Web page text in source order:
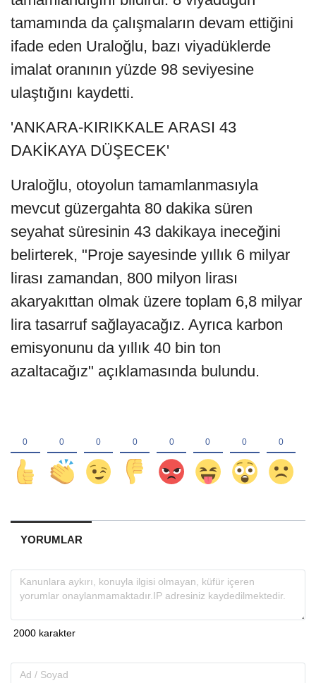
tamamında da çalışmaların devam ettiğini
ifade eden Uraloğlu, bazı viyadüklerde
imalat oranının yüzde 98 seviyesine
ulaştığını kaydetti.
'ANKARA-KIRIKKALE ARASI 43
DAKİKAYA DÜŞECEK'
Uraloğlu, otoyolun tamamlanmasıyla
mevcut güzergahta 80 dakika süren
seyahat süresinin 43 dakikaya ineceğini
belirterek, "Proje sayesinde yıllık 6 milyar
lirası zamandan, 800 milyon lirası
akaryakıttan olmak üzere toplam 6,8 milyar
lira tasarruf sağlayacağız. Ayrıca karbon
emisyonunu da yıllık 40 bin ton
azaltacağız" açıklamasında bulundu.
YORUMLAR